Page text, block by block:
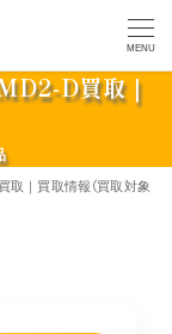
MENU
D買取｜
｜買取情報（買取対象